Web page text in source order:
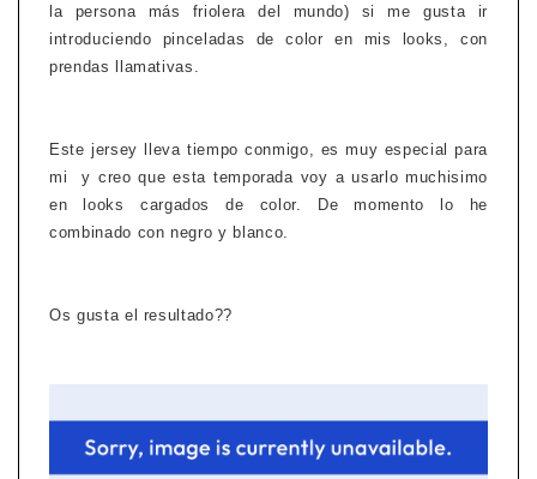
la persona más friolera del mundo) si me gusta ir
introduciendo pinceladas de color en mis looks, con
prendas llamativas.
Este jersey lleva tiempo conmigo, es muy especial para
mi y creo que esta temporada voy a usarlo muchisimo
en looks cargados de color. De momento lo he
combinado con negro y blanco.
Os gusta el resultado??